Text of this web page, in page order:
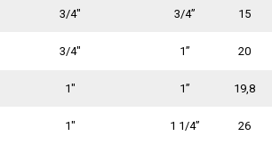
3/4" 3/4” 15
3/4" 1” 20
1" 1” 19,8
1" 1 1/4” 26